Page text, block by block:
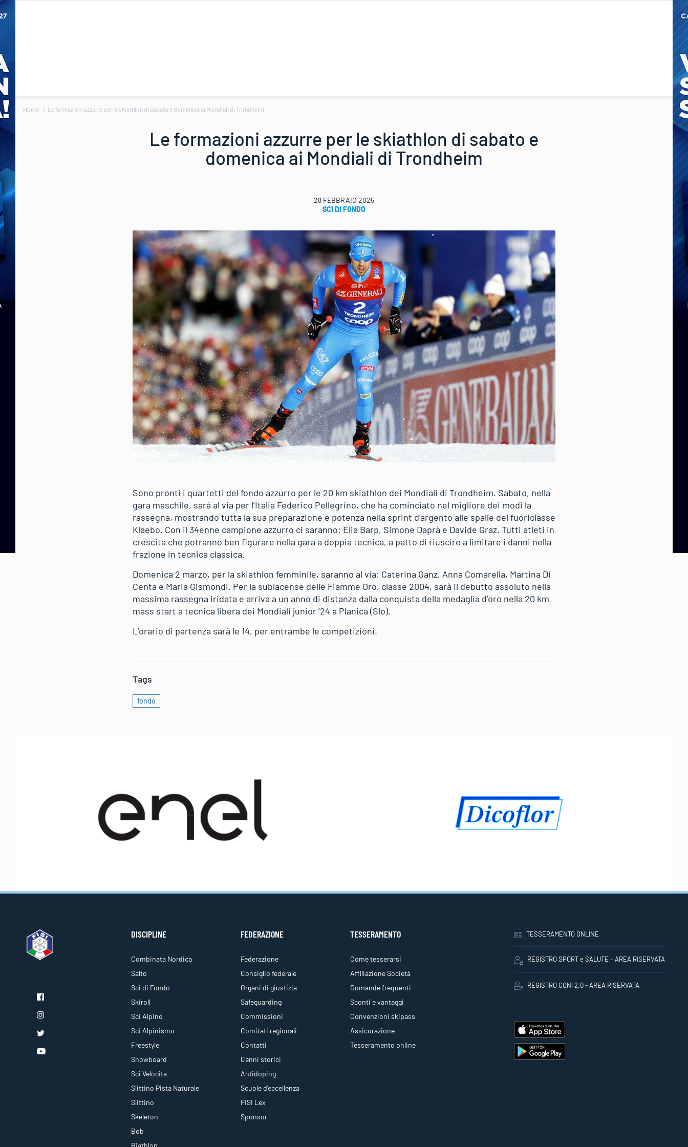
Home Le formazioni azzurre per le skiathlon di sabato e domenica ai Mondiali di Trondheim
Le formazioni azzurre per le skiathlon di sabato e
domenica ai Mondiali di Trondheim
28 FEBBRAIO 2025
SCI DI FONDO
Sono pronti i quartetti del fondo azzurro per le 20 km skiathlon dei Mondiali di Trondheim. Sabato, nella
gara maschile, sarà al via per l’Italia Federico Pellegrino, che ha cominciato nel migliore dei modi la
rassegna, mostrando tutta la sua preparazione e potenza nella sprint d’argento alle spalle del fuoriclasse
Klaebo. Con il 34enne campione azzurro ci saranno: Elia Barp, Simone Daprà e Davide Graz. Tutti atleti in
crescita che potranno ben figurare nella gara a doppia tecnica, a patto di riuscire a limitare i danni nella
frazione in tecnica classica.
Domenica 2 marzo, per la skiathlon femminile, saranno al via: Caterina Ganz, Anna Comarella, Martina Di
Centa e Maria Gismondi. Per la sublacense delle Fiamme Oro, classe 2004, sarà il debutto assoluto nella
massima rassegna iridata e arriva a un anno di distanza dalla conquista della medaglia d’oro nella 20 km
mass start a tecnica libera dei Mondiali junior ’24 a Planica (Slo).
L’orario di partenza sarà le 14, per entrambe le competizioni.
Tags
fondo
DISCIPLINE
Combinata Nordica
Salto
Sci di Fondo
Skiroll
Sci Alpino
Sci Alpinismo
Freestyle
Snowboard
Sci Velocita
Slittino Pista Naturale
Slittino
Skeleton
Bob
FEDERAZIONE
Federazione
Consiglio federale
Organi di giustizia
Safeguarding
Commissioni
Comitati regionali
Contatti
Cenni storici
Antidoping
Scuole d'eccellenza
FISI Lex
Sponsor
TESSERAMENTO
Come tesserarsi
Affiliazione Società
Domande frequenti
Sconti e vantaggi
Convenzioni skipass
Assicurazione
Tesseramento online
TESSERAMENTO ONLINE
REGISTRO SPORT e SALUTE – AREA RISERVATA
REGISTRO CONI 2.0 - AREA RISERVATA